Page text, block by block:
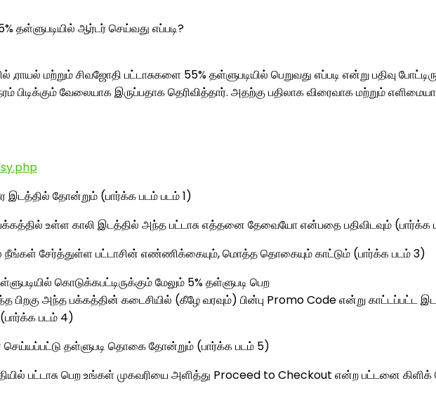
தள்ளுபடியில் ஆர்டர் செய்வது எப்படி?
,ராயல் மற்றும் சிவஜோதி பட்டாசுகளை 55% தள்ளுபடியில் பெறுவது எப்படி என்று
பிடிக்கும் வேலையாக இருப்பதாக தெரிவித்தார். அதற்கு பதிலாக விரைவாக மற்றும்
இடத்தில் தோன்றும் (பார்க்க படம் படம் 1)
உள்ள காலி இடத்தில் அந்த பட்டாசு எத்தனை தேவையோ என்பதை பதிவிடவும் (பார்க்க
நீங்கள் சேர்த்துள்ள பட்டாசின் எண்ணிக்கையும், மொத்த தொகையும் காட்டும் (பார்க்க படம் 3)
கொடுக்கபட்டிருக்கும் மேலும் 5% தள்ளுபடி பெற
பிறகு அந்த பக்கத்தின் கடைசியில் (கீழே வரவும்) பின்பு Promo Code என்று
படம் 4)
செய்யப்பட்டு தள்ளுபடி தொகை தோன்றும் (பார்க்க படம் 5)
பட்டாசு பெற உங்கள் முகவரியை அளித்து Proceed to Checkout என்ற பட்டனை கிளிக்